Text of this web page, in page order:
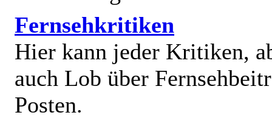
Fernsehkritiken
Hier kann jeder Kritiken,
auch Lob über
Posten.